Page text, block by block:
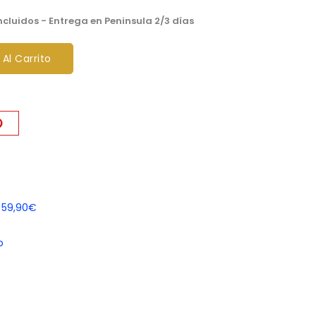
- Entrega en Peninsula 2/3 días
Carrito